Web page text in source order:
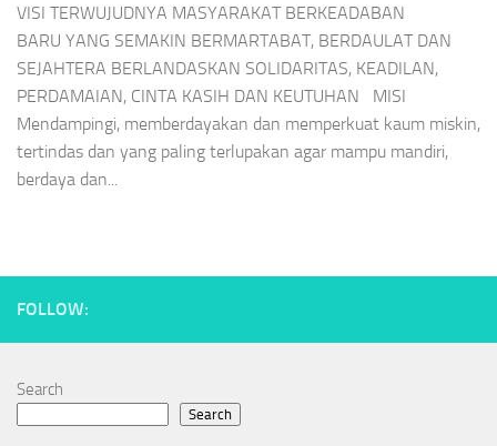
VISI TERWUJUDNYA MASYARAKAT BERKEADABAN
BARU YANG SEMAKIN BERMARTABAT, BERDAULAT DAN
SEJAHTERA BERLANDASKAN SOLIDARITAS, KEADILAN,
PERDAMAIAN, CINTA KASIH DAN KEUTUHAN MISI
Mendampingi, memberdayakan dan memperkuat kaum miskin,
tertindas dan yang paling terlupakan agar mampu mandiri,
berdaya dan...
FOLLOW:
Search
Search